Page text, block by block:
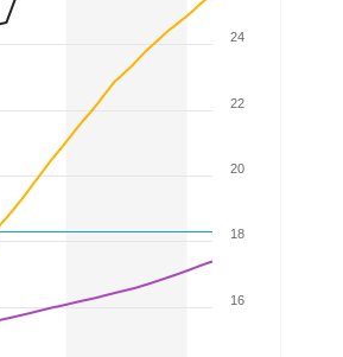
16
18
20
22
24